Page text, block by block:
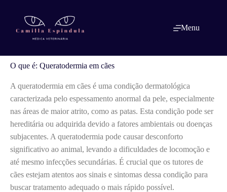
conteúdo
Menu
O que é: Queratodermia em cães
O que é: Queratodermia em cães
A queratodermia em cães é uma condição dermatológica
caracterizada pelo espessamento anormal da pele, especialmente
nas áreas de maior atrito, como as patas. Esta condição pode ser
hereditária ou adquirida devido a fatores ambientais ou doenças
subjacentes. A queratodermia pode causar desconforto
significativo ao animal, levando a dificuldades de locomoção e
até mesmo infecções secundárias. É crucial que os tutores de
cães estejam atentos aos sinais e sintomas dessa condição para
buscar tratamento adequado o mais rápido possível.